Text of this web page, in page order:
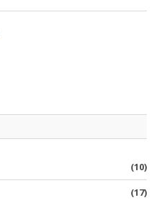
(10)
(17)